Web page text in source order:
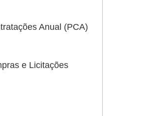
Anual (PCA)
e Licitações